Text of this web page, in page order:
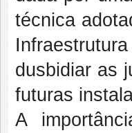
técnica
dusbidiar as
futuras
A